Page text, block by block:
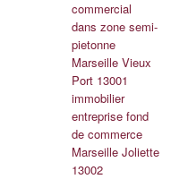
commercial
dans zone semi-
pietonne
Marseille Vieux
Port 13001
immobilier
entreprise fond
de commerce
Marseille Joliette
13002